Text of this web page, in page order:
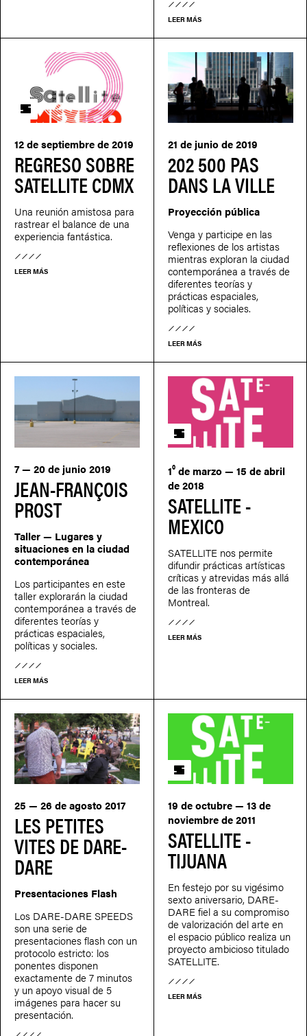
LEER MÁS
REGRESO SOBRE
SATELLITE CDMX
12 de septiembre de 2019
SATELLITE
Una reunión amistosa para
rastrear el balance de una
experiencia fantástica.
LEER MÁS
202 500 PAS
DANS LA VILLE
21 de junio de 2019
Proyección pública
Venga y participe en las
reflexiones de los artistas
mientras exploran la ciudad
contemporánea a través de
diferentes teorías y
prácticas espaciales,
políticas y sociales.
LEER MÁS
JEAN-FRANÇOIS
PROST
7 — 20 de junio 2019
Taller — Lugares y
situaciones en la ciudad
contemporánea
Los participantes en este
taller explorarán la ciudad
contemporánea a través de
diferentes teorías y
prácticas espaciales,
políticas y sociales.
LEER MÁS
SATELLITE -
MEXICO
1ºde marzo — 15 de abril
de 2018
SATELLITE
SATELLITE nos permite
difundir prácticas artísticas
críticas y atrevidas más allá
de las fronteras de
Montreal.
LEER MÁS
LES PETITES
VITES DE DARE-
DARE
25 — 26 de agosto 2017
Presentaciones Flash
Los DARE-DARE SPEEDS
son una serie de
presentaciones flash con un
protocolo estricto: los
ponentes disponen
exactamente de 7 minutos
y un apoyo visual de 5
imágenes para hacer su
presentación.
SATELLITE -
TIJUANA
19 de octubre — 13 de
noviembre de 2011
SATELLITE
En festejo por su vigésimo
sexto aniversario, DARE-
DARE fiel a su compromiso
de valorización del arte en
el espacio público realiza un
proyecto ambicioso titulado
SATELLITE.
LEER MÁS